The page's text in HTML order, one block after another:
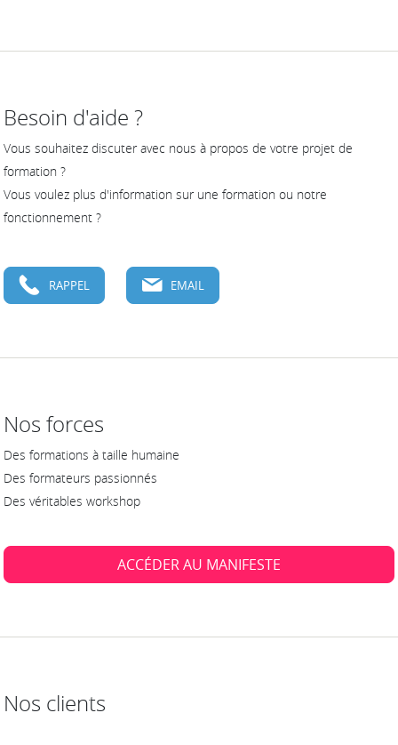
Besoin d'aide ?
Vous souhaitez discuter avec nous à propos de votre projet de
formation ?
Vous voulez plus d'information sur une formation ou notre
fonctionnement ?
RAPPEL EMAIL
Nos forces
Des formations à taille humaine
Des formateurs passionnés
Des véritables workshop
ACCÉDER AU MANIFESTE
Nos clients